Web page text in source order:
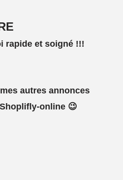
rapide et soigné !!!
autres annonces
online 😉